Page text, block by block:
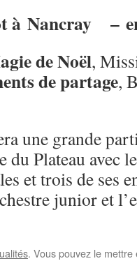
à Nancray –
de Noël,
de partage,
une grande
du Plateau avec
et trois de ses
junior et
. Vous pouvez le